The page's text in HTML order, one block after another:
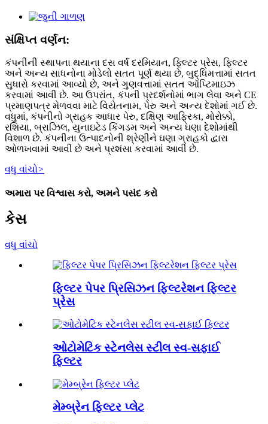
સંક્ષિપ્ત વર્ણન:
કંપનીની સ્થાપના થયાના દસ વર્ષ દરમિયાન, ફિલ્ટર પ્રેસ, ફિલ્ટર
અને અન્ય સાધનોના મોડેલો સતત પૂર્ણ થયા છે, બુદ્ધિમત્તામાં સતત
સુધારો કરવામાં આવ્યો છે, અને ગુણવત્તામાં સતત ઑપ્ટિમાઇઝ
કરવામાં આવી છે. આ ઉપરાંત, કંપની પ્રદર્શનોમાં ભાગ લેવા અને CE
પ્રમાણપત્ર મેળવવા માટે વિયેતનામ, પેરુ અને અન્ય દેશોમાં ગઈ છે.
વધુમાં, કંપનીનો ગ્રાહક આધાર પેરુ, દક્ષિણ આફ્રિકા, મોરોક્કો,
રશિયા, બ્રાઝિલ, યુનાઇટેડ કિંગડમ અને અન્ય ઘણા દેશોમાંથી
વિશાળ છે. કંપનીના ઉત્પાદનોની શ્રેણીને ઘણા ગ્રાહકો દ્વારા
ઓળખવામાં આવી છે અને પ્રશંસા કરવામાં આવી છે.
વધુ વાંચો>
અમારા પર વિશ્વાસ કરો, અમને પસંદ કરો
કેસ
વધુ વાંચો
ફિલ્ટર પેપર પ્રિસિઝન ફિલ્ટરેશન ફિલ્ટર
પ્રેસ
ઓટોમેટિક સ્ટેનલેસ સ્ટીલ સ્વ-સફાઈ
ફિલ્ટર
મેમ્બ્રેન ફિલ્ટર પ્લેટ